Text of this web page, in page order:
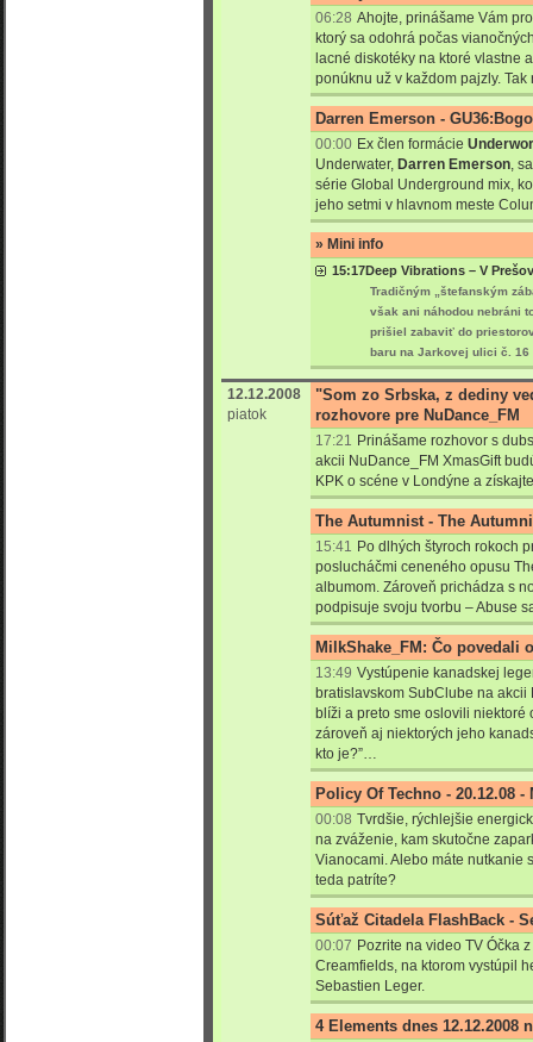
06:28 Ahojte, prinášame Vám
ktorý sa odohrá počas
lacné diskotéky na ktoré vlastne
ponúknu už v každom pajzly. Tak
Darren Emerson -
00:00 Ex člen formácie
Underwater, Darren Emerson,
série Global Underground mix,
jeho setmi v hlavnom meste
» Mini info
15:17Deep Vibrations – V
Tradičným „štefanským
však ani náhodou nebráni
prišiel zabaviť do
baru na Jarkovej ulici č. 16
12.12.2008
piatok
"Som zo Srbska, z dediny
rozhovore pre NuDance_FM
17:21 Prinášame rozhovor s
akcii NuDance_FM XmasGift
KPK o scéne v Londýne a
The Autumnist - The
15:41 Po dlhých štyroch rokoch
poslucháčmi ceneného opusu
albumom. Zároveň prichádza s
podpisuje svoju tvorbu – Abuse
MilkShake_FM: Čo povedali
13:49 Vystúpenie kanadskej
bratislavskom SubClube na
blíži a preto sme oslovili niektoré
zároveň aj niektorých jeho
kto je?”…
Policy Of Techno - 20.12.08
00:08 Tvrdšie, rýchlejšie
na zváženie, kam skutočne
Vianocami. Alebo máte nutkanie
teda patríte?
Súťaž Citadela FlashBack -
00:07 Pozrite na video TV Óčka
Creamfields, na ktorom vystúpil
Sebastien Leger.
4 Elements dnes 12.12.2008